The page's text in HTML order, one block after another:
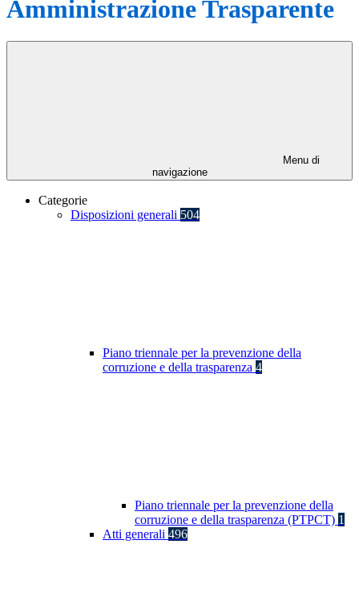
Amministrazione Trasparente
Menu di
navigazione
Categorie
Disposizioni generali 504
Piano triennale per la prevenzione della
corruzione e della trasparenza 4
Piano triennale per la prevenzione della
corruzione e della trasparenza (PTPCT) 1
Atti generali 496